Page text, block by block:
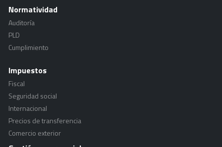
Normatividad
Auditoría
PLD
Cumplimiento
Impuestos
Fiscal
Seguridad social
Internacional
Precios de transferencia
Comercio exterior